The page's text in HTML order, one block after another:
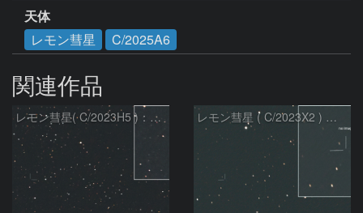
天体
レモン彗星
C/2025A6
関連作品
レモン彗星( C/2023H5 )：2026/05/20 レモン彗星 ( C/2023X2 ) の予報位置：2026/05/29